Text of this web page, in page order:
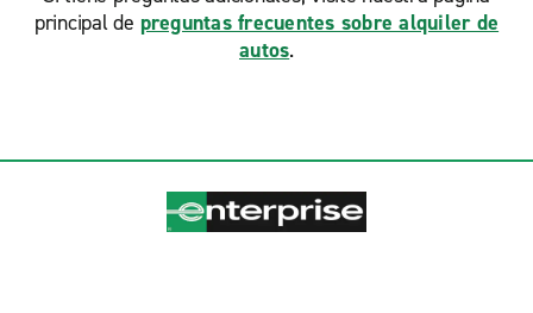
principal de preguntas frecuentes sobre alquiler de
autos.